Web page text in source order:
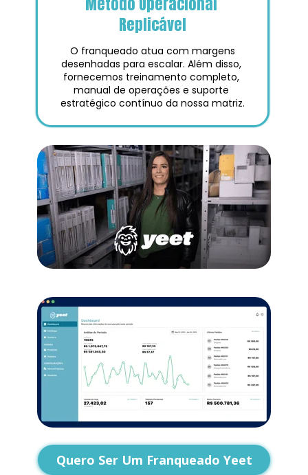
Replicável
desenhadas para escalar. Além disso,
fornecemos treinamento completo,
manual de operações e suporte
estratégico contínuo da nossa matriz.
Quero Ser Um Franqueado Yeet